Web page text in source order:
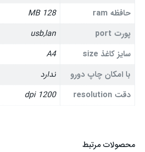
حافظه ram
128 MB
پورت port
usb,lan
سایز کاغذ size
A4
با امکان چاپ دورو
ندارد
دقت resolution
1200 dpi
محصولات مرتبط